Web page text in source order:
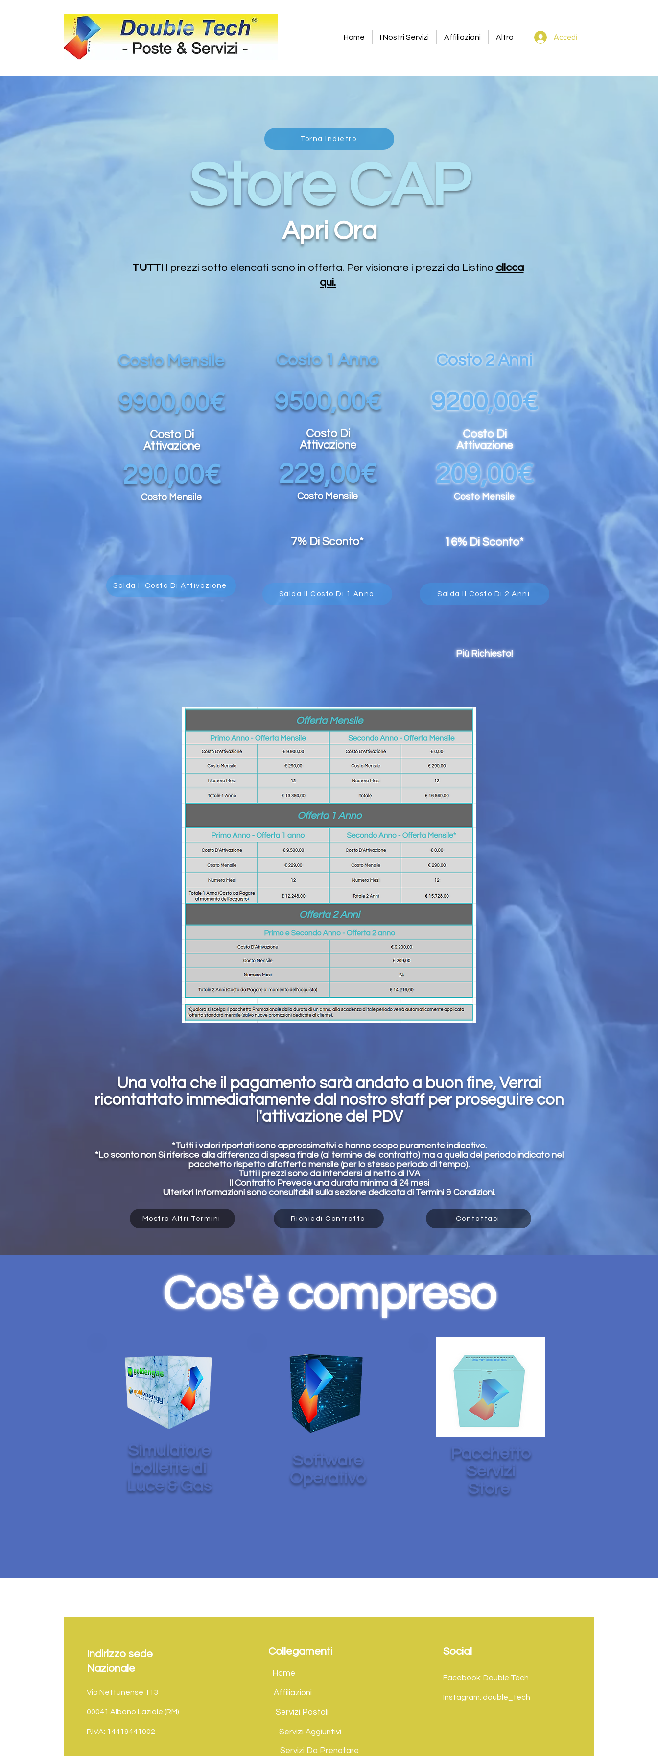
Home I Nostri Servizi Affiliazioni Altro Accedi
Torna Indietro
Store CAP
Apri Ora
TUTTI I prezzi sotto elencati sono in offerta. Per visionare i prezzi da Listino clicca
qui.
Costo Mensile
9900,00€
Costo Di
Attivazione
290,00€
Costo Mensile
Salda Il Costo Di Attivazione
Costo 1 Anno
9500,00€
Costo Di
Attivazione
229,00€
Costo Mensile
7% Di Sconto*
Salda Il Costo Di 1 Anno
Costo 2 Anni
9200,00€
Costo Di
Attivazione
209,00€
Costo Mensile
16% Di Sconto*
Salda Il Costo Di 2 Anni
Più Richiesto!
Una volta che il pagamento sarà andato a buon fine, Verrai
ricontattato immediatamente dal nostro staff per proseguire con
l'attivazione del PDV
*Tutti i valori riportati sono approssimativi e hanno scopo puramente indicativo.
*Lo sconto non Si riferisce alla differenza di spesa finale (al termine del contratto) ma a quella del periodo indicato nel
pacchetto rispetto all'offerta mensile (per lo stesso periodo di tempo).
Tutti i prezzi sono da intendersi al netto di IVA
Il Contratto Prevede una durata minima di 24 mesi
Ulteriori Informazioni sono consultabili sulla sezione dedicata di Termini & Condizioni.
Mostra Altri Termini Richiedi Contratto Contattaci
Cos'è compreso
Simulatore
bollette di
Luce & Gas
Software
Operativo
Pacchetto
Servizi
Store
Indirizzo sede
Nazionale
Via Nettunense 113
00041 Albano Laziale (RM)
P.IVA: 14419441002
Collegamenti
Home
Affiliazioni
Servizi Postali
Servizi Aggiuntivi
Servizi Da Prenotare
Social
Facebook: Double Tech
Instagram: double_tech